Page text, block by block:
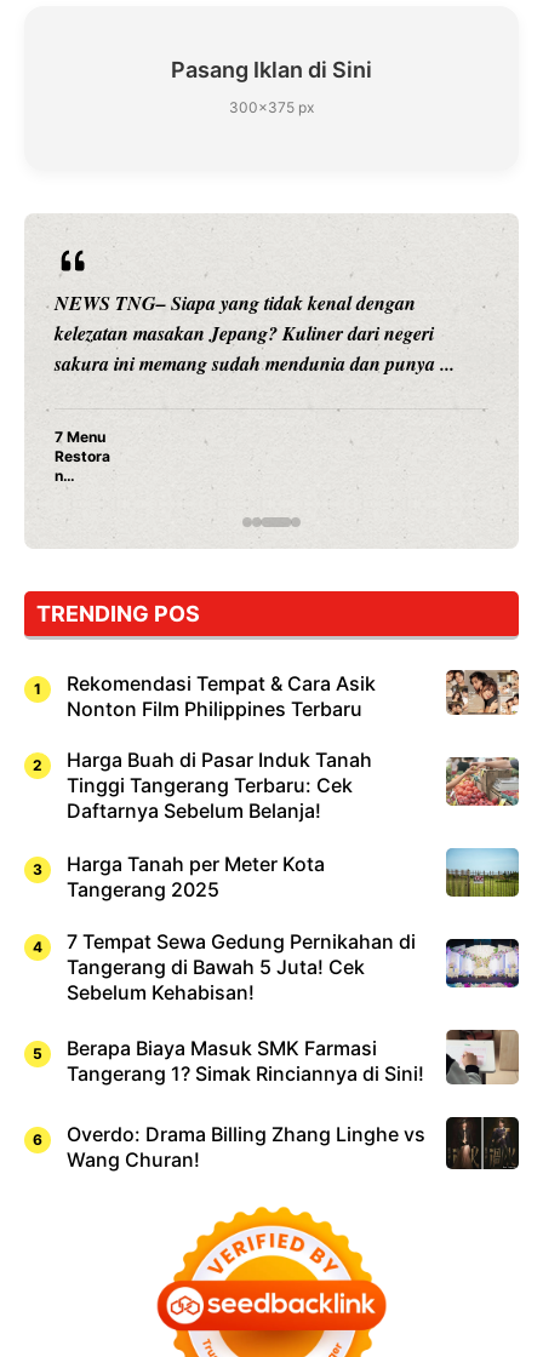
Pasang Iklan di Sini
300×375 px
NEWS TNG– Siapa sangka, dua nama besar di dunia
hiburan, Nunung Srimulat dan Vicky Prasetyo, kini
merambah dunia kuliner dengan ...
Nunung Srimulat & Vicky Prasetyo Buka Restoran
Rahasia Mami Bikin Nagih!
TRENDING POS
Rekomendasi Tempat & Cara Asik
Nonton Film Philippines Terbaru
Harga Buah di Pasar Induk Tanah
Tinggi Tangerang Terbaru: Cek
Daftarnya Sebelum Belanja!
Harga Tanah per Meter Kota
Tangerang 2025
7 Tempat Sewa Gedung Pernikahan di
Tangerang di Bawah 5 Juta! Cek
Sebelum Kehabisan!
Berapa Biaya Masuk SMK Farmasi
Tangerang 1? Simak Rinciannya di Sini!
Overdo: Drama Billing Zhang Linghe vs
Wang Churan!